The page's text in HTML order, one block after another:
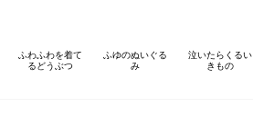
ふわふわを着て
るどうぶつ
ふゆのぬいぐる
み
泣いたらくるい
きもの